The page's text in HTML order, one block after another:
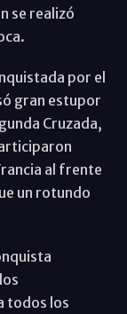
se realizó
por el
gran estupor
Cruzada,
al frente
un rotundo
todos los